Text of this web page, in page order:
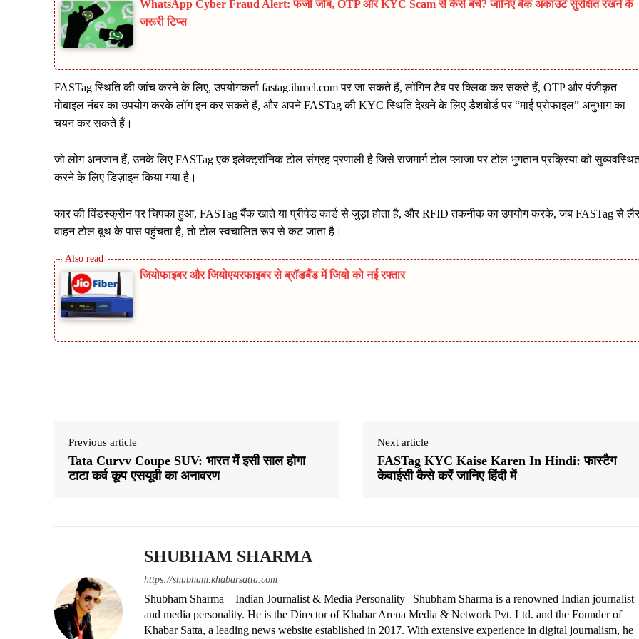
WhatsApp Cyber Fraud Alert: फर्जी जॉब, OTP और KYC Scam से कैसे बचें? जानिए बैंक अकाउंट सुरक्षित रखने के
जरूरी टिप्स
FASTag स्थिति की जांच करने के लिए, उपयोगकर्ता fastag.ihmcl.com पर जा सकते हैं, लॉगिन टैब पर क्लिक कर सकते हैं, OTP और पंजीकृत
मोबाइल नंबर का उपयोग करके लॉग इन कर सकते हैं, और अपने FASTag की KYC स्थिति देखने के लिए डैशबोर्ड पर “माई प्रोफाइल” अनुभाग का
चयन कर सकते हैं।
जो लोग अनजान हैं, उनके लिए FASTag एक इलेक्ट्रॉनिक टोल संग्रह प्रणाली है जिसे राजमार्ग टोल प्लाजा पर टोल भुगतान प्रक्रिया को
करने के लिए डिज़ाइन किया गया है।
कार की विंडस्क्रीन पर चिपका हुआ, FASTag बैंक खाते या प्रीपेड कार्ड से जुड़ा होता है, और RFID तकनीक का उपयोग करके, जब FASTag से
वाहन टोल बूथ के पास पहुंचता है, तो टोल स्वचालित रूप से कट जाता है।
जियोफाइबर और जियोएयरफाइबर से ब्रॉडबैंड में जियो को नई रफ्तार
Previous article
Tata Curvv Coupe SUV: भारत में इसी साल होगा
टाटा कर्व कूप एसयूवी का अनावरण
Next article
FASTag KYC Kaise Karen In Hindi: फास्टैग
केवाईसी कैसे करें जानिए हिंदी में
SHUBHAM SHARMA
https://shubham.khabarsatta.com
Shubham Sharma – Indian Journalist & Media Personality | Shubham Sharma is a renowned Indian journalist
and media personality. He is the Director of Khabar Arena Media & Network Pvt. Ltd. and the Founder of
Khabar Satta, a leading news website established in 2017. With extensive experience in digital journalism, he